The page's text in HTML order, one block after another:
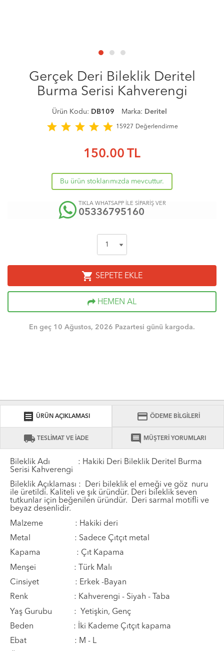
Gerçek Deri Bileklik Deritel
Burma Serisi Kahverengi
Ürün Kodu: DB109 Marka: Deritel
star star star star star 15927 Değerlendirme
150.00 TL
Bu ürün stoklarımızda mevcuttur.
TIKLA WHATSAPP İLE SİPARİŞ VER
05336795160
shopping_cart SEPETE EKLE
HEMEN AL
En geç 10 Ağustos, 2026 Pazartesi günü kargoda.
receipt ÜRÜN AÇIKLAMASI credit_card ÖDEME BİLGİLERİ
local_shipping TESLİMAT VE İADE comment MÜŞTERİ YORUMLARI
Bileklik Adı : Hakiki Deri Bileklik Deritel Burma
Serisi Kahverengi
Bileklik Açıklaması : Deri bileklik el emeği ve göz nuru
ile üretildi. Kaliteli ve şık üründür. Deri bileklik seven
tutkunlar için beğenilen üründür. Deri sarmal motifli ve
beyaz desenlidir.
Malzeme : Hakiki deri
Metal : Sadece Çıtçıt metal
Kapama : Çıt Kapama
Menşei : T ürk Mal ı
Cinsiyet : Erkek -Bayan
Renk : Kahverengi - Siyah - Taba
Yaş Gurubu
: Yetişkin, Genç
Beden : İki Kademe Çıtçıt kapama
Ebat : M - L